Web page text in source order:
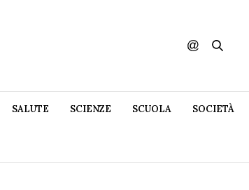
SALUTE SCIENZE SCUOLA SOCIETÀ